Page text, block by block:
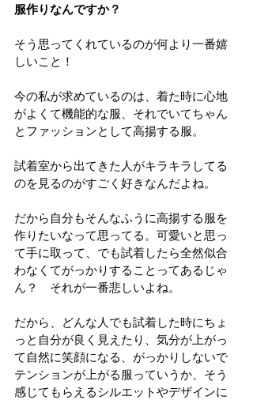
服作りなんですか？
そう思ってくれているのが何より一番嬉
しいこと！
今の私が求めているのは、着た時に心地
がよくて機能的な服、それでいてちゃん
とファッションとして高揚する服。
試着室から出てきた人がキラキラしてる
のを見るのがすごく好きなんだよね。
だから自分もそんなふうに高揚する服を
作りたいなって思ってる。可愛いと思っ
て手に取って、でも試着したら全然似合
わなくてがっかりすることってあるじゃ
ん？　それが一番悲しいよね。
だから、どんな人でも試着した時にちょ
っと自分が良く見えたり、気分が上がっ
て自然に笑顔になる、がっかりしないで
テンションが上がる服っていうか、そう
感じてもらえるシルエットやデザインに